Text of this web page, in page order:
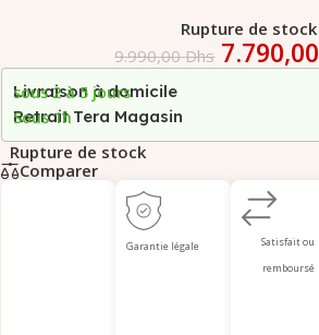
Rupture de stock
9.990,00Dhs 7.790,00
Livraison à domicile
sous 2 à 5 jours
Retrait Tera Magasin
Sous 1h
Rupture de stock
Comparer
Garantie légale
Satisfait ou
remboursé